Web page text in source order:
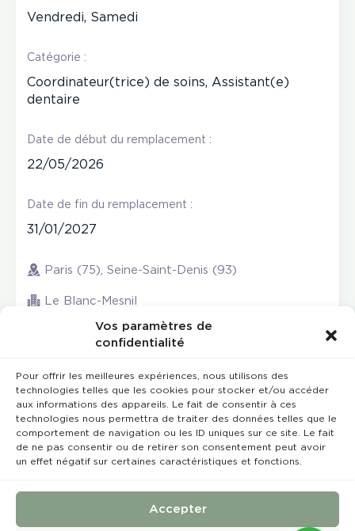
Vos paramètres de
confidentialité
Pour offrir les meilleures expériences, nous utilisons des
technologies telles que les cookies pour stocker et/ou accéder
aux informations des appareils. Le fait de consentir à ces
technologies nous permettra de traiter des données telles que le
comportement de navigation ou les ID uniques sur ce site. Le fait
de ne pas consentir ou de retirer son consentement peut avoir
un effet négatif sur certaines caractéristiques et fonctions.
Accepter
Vendredi, Samedi
Catégorie :
Coordinateur(trice) de soins, Assistant(e)
dentaire
Date de début du remplacement :
22/05/2026
Date de fin du remplacement :
31/01/2027
Paris (75), Seine-Saint-Denis (93)
Le Blanc-Mesnil
Rempla’Dentaire © 2023 Tous droits réservés
Conception et réalisation :